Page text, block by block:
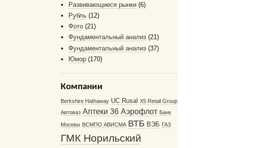
Развивающиеся рынки (6)
Рубль (12)
Фото (21)
Фундаментальный анализ (21)
Фундаментальный анализ (37)
Юмор (170)
Компании
Berkshire Hathaway UC Rusal X5 Retail Group
Автоваз Аптеки 36 Аэрофлот Банк
Москвы ВСМПО АВИСМА ВТБ ВЭБ ГАЗ
ГМК Норильский